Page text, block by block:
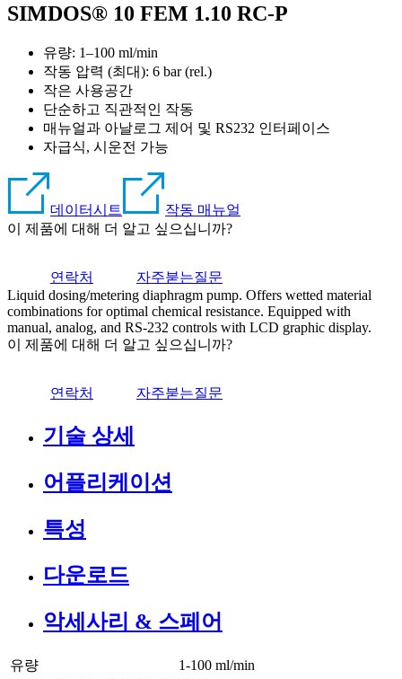
SIMDOS® 10 FEM 1.10 RC-P
유량: 1–100 ml/min
작동 압력 (최대): 6 bar (rel.)
작은 사용공간
단순하고 직관적인 작동
매뉴얼과 아날로그 제어 및 RS232 인터페이스
자급식, 시운전 가능
데이터시트
작동 매뉴얼
이 제품에 대해 더 알고 싶으십니까?
연락처
자주붇는질문
Liquid dosing/metering diaphragm pump. Offers wetted material
combinations for optimal chemical resistance. Equipped with
manual, analog, and RS-232 controls with LCD graphic display.
이 제품에 대해 더 알고 싶으십니까?
연락처 자주붇는질문
기술 상세
어플리케이션
특성
다운로드
악세사리 & 스페어
유량
1-100 ml/min